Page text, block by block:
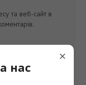
та веб-сайт в
×
нас